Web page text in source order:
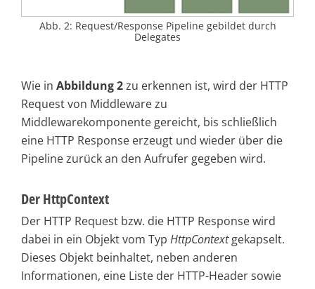
Abb. 2: Request/Response Pipeline gebildet durch
Delegates
Wie in Abbildung 2zu erkennen ist, wird der HTTP
Request von Middleware zu
Middlewarekomponente gereicht, bis schließlich
eine HTTP Response erzeugt und wieder über die
Pipeline zurück an den Aufrufer gegeben wird.
Der HttpContext
Der HTTP Request bzw. die HTTP Response wird
dabei in ein Objekt vom Typ HttpContextgekapselt.
Dieses Objekt beinhaltet, neben anderen
Informationen, eine Liste der HTTP-Header sowie